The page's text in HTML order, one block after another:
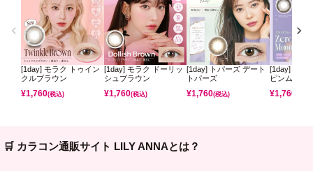
[1day] モラク トゥイン
クルブラウン
¥1,760(税込)
[1day] モラク ドーリッ
シュブラウン
¥1,760(税込)
[1day] トパーズ デート
トパーズ
¥1,760(税込)
[1day] ミレ
ピンムーン
¥1,760
🛒 カラコン通販サイト LILY ANNAとは？